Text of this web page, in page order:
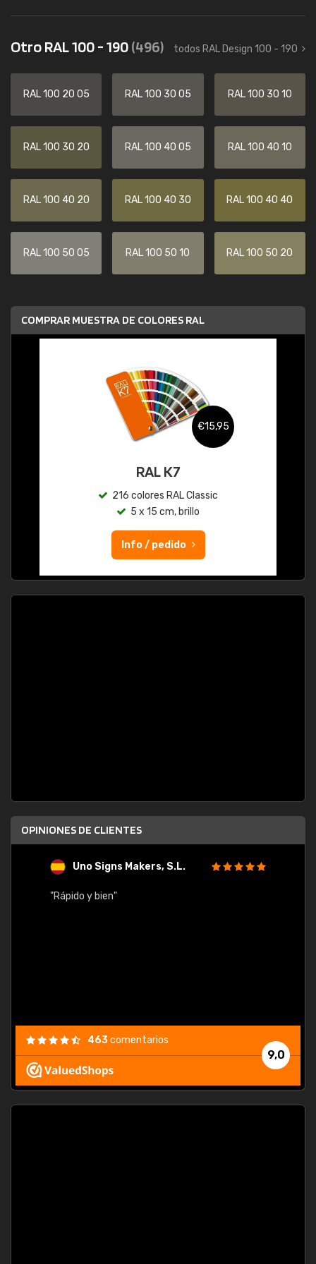
Otro RAL 100 - 190(496) todos RAL Design 100 - 190
RAL 100 20 05 RAL 100 30 05 RAL 100 30 10
RAL 100 30 20 RAL 100 40 05 RAL 100 40 10
RAL 100 40 20 RAL 100 40 30 RAL 100 40 40
RAL 100 50 05 RAL 100 50 10 RAL 100 50 20
COMPRAR MUESTRA DE COLORES RAL
€15,95
RAL K7
216 colores RAL Classic
5 x 15 cm, brillo
Info / pedido
OPINIONES DE CLIENTES
Uno Signs Makers, S.L.
"Rápido y bien"
9,0
463comentarios